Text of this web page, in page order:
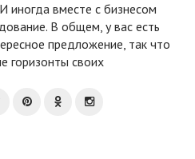
иногда вместе с бизнесом
В общем, у вас есть
предложение, так что
горизонты своих